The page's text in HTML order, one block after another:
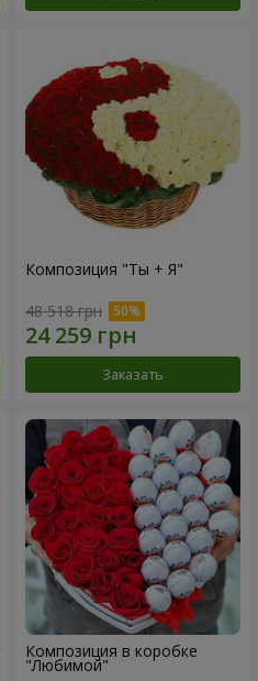
Композиция "Ты + Я"
48 518 грн
Заказать
Композиция в коробке
"Любимой"